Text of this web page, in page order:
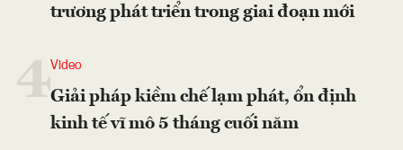
trương phát triển trong giai đoạn mới
4Video
Giải pháp kiềm chế lạm phát, ổn định
kinh tế vĩ mô 5 tháng cuối năm